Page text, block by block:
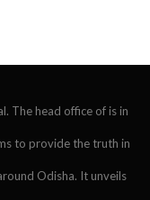
The head office of is in
to provide the truth in
Odisha. It unveils